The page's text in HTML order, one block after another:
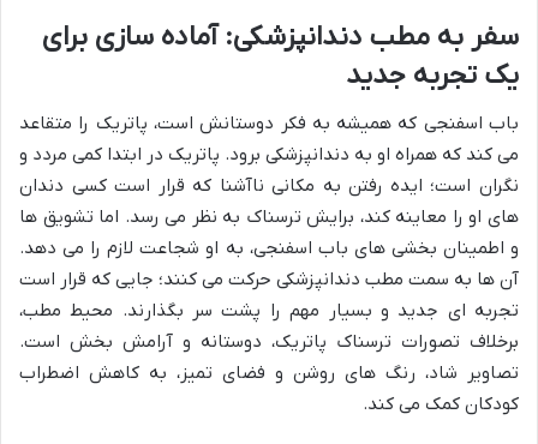
سفر به مطب دندانپزشکی: آماده سازی برای
یک تجربه جدید
باب اسفنجی که همیشه به فکر دوستانش است، پاتریک را متقاعد
می کند که همراه او به دندانپزشکی برود. پاتریک در ابتدا کمی مردد و
نگران است؛ ایده رفتن به مکانی ناآشنا که قرار است کسی دندان
های او را معاینه کند، برایش ترسناک به نظر می رسد. اما تشویق ها
و اطمینان بخشی های باب اسفنجی، به او شجاعت لازم را می دهد.
آن ها به سمت مطب دندانپزشکی حرکت می کنند؛ جایی که قرار است
تجربه ای جدید و بسیار مهم را پشت سر بگذارند. محیط مطب،
برخلاف تصورات ترسناک پاتریک، دوستانه و آرامش بخش است.
تصاویر شاد، رنگ های روشن و فضای تمیز، به کاهش اضطراب
کودکان کمک می کند.